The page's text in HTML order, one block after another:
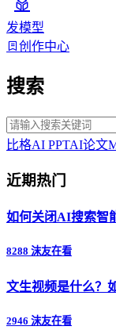
发模型
创作中心
搜索
比格AI PPTAI论文
近期热门
如何关闭AI搜索智
8288 沫友在看
文生视频是什么？
2946 沫友在看